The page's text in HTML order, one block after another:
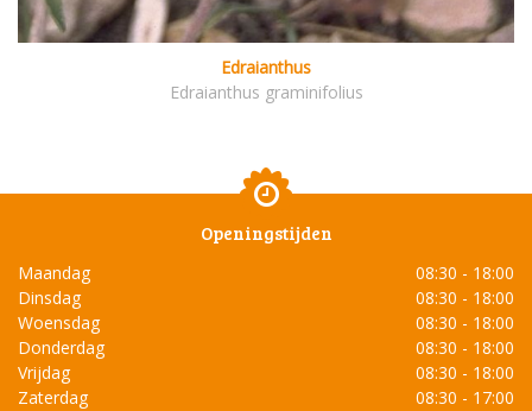
Edraianthus
Edraianthus graminifolius
Openingstijden
Maandag
08:30 - 18:00
Dinsdag
08:30 - 18:00
Woensdag
08:30 - 18:00
Donderdag
08:30 - 18:00
Vrijdag
08:30 - 18:00
Zaterdag
08:30 - 17:00